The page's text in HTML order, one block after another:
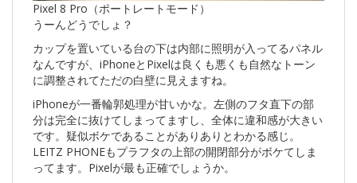
Pixel 8 Pro（ポートレートモード）
うーんどうでしょ？
カップを置いている台の下は内部に照明が入ってるパネル
なんですが、iPhoneとPixelは良くも悪くも自然なトーン
に調整されてただの白壁に見えますね。
iPhoneが一番輪郭処理が甘いかな。左側のフタ直下の部
分は完全に抜けてしまってますし、全体に違和感が大きい
です。疑似ボケであることがありありとわかる感じ。
LEITZ PHONEもプラフタの上部の開閉部分がボケてしま
ってます。Pixelが最も正確でしょうか。